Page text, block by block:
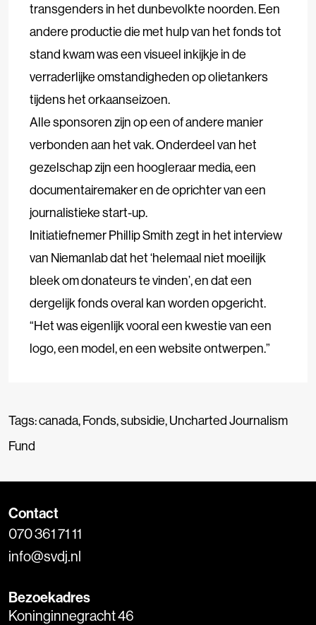
transgenders in het dunbevolkte noorden. Een
andere productie die met hulp van het fonds tot
stand kwam was een visueel inkijkje in de
verraderlijke omstandigheden op olietankers
tijdens het orkaanseizoen.
Alle sponsoren zijn op een of andere manier
verbonden aan het vak. Onderdeel van het
gezelschap zijn een hoogleraar media, een
documentairemaker en de oprichter van een
journalistieke start-up.
Initiatiefnemer Phillip Smith zegt in het interview
van Niemanlab dat het ‘helemaal niet moeilijk
bleek om donateurs te vinden’, en dat een
dergelijk fonds overal kan worden opgericht.
“Het was eigenlijk vooral een kwestie van een
logo, een model, en een website ontwerpen.”
Tags:canada,Fonds,subsidie,Uncharted Journalism
Fund
Contact
070 361 71 11
info@svdj.nl
Bezoekadres
Koninginnegracht 46